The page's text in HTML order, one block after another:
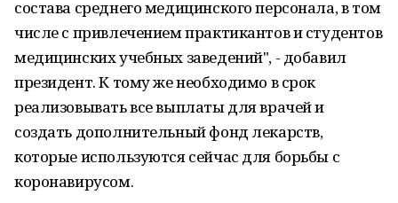
состава среднего медицинского персонала, в том
числе с привлечением практикантов и студентов
медицинских учебных заведений", - добавил
президент. К тому же необходимо в срок
реализовывать все выплаты для врачей и
создать дополнительный фонд лекарств,
которые используются сейчас для борьбы с
коронавирусом.